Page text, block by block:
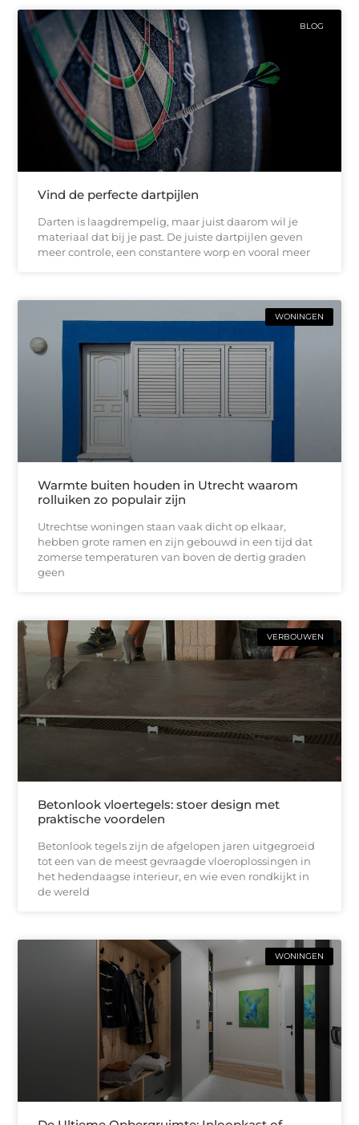
BLOG
Vind de perfecte dartpijlen
Darten is laagdrempelig, maar juist daarom wil je
materiaal dat bij je past. De juiste dartpijlen geven
meer controle, een constantere worp en vooral meer
WONINGEN
Warmte buiten houden in Utrecht waarom
rolluiken zo populair zijn
Utrechtse woningen staan vaak dicht op elkaar,
hebben grote ramen en zijn gebouwd in een tijd dat
zomerse temperaturen van boven de dertig graden
geen
VERBOUWEN
Betonlook vloertegels: stoer design met
praktische voordelen
Betonlook tegels zijn de afgelopen jaren uitgegroeid
tot een van de meest gevraagde vloeroplossingen in
het hedendaagse interieur, en wie even rondkijkt in
de wereld
WONINGEN